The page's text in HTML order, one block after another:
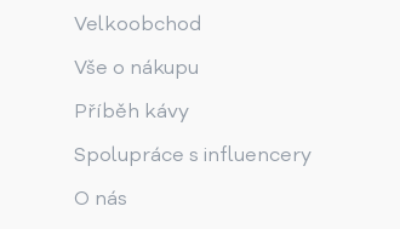
Velkoobchod
Vše o nákupu
Příběh kávy
Spolupráce s influencery
O nás